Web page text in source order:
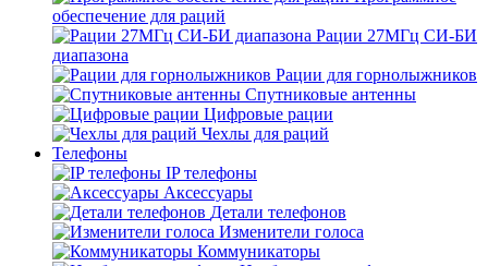
обеспечение для раций
Рации 27МГц СИ-БИ
диапазона
Рации для горнолыжников
Спутниковые антенны
Цифровые рации
Чехлы для раций
Телефоны
IP телефоны
Аксессуары
Детали телефонов
Изменители голоса
Коммуникаторы